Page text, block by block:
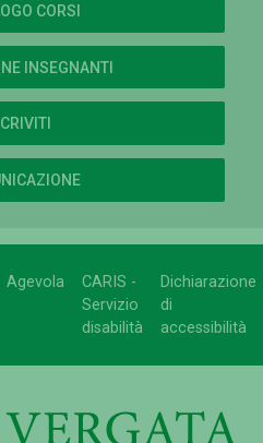
CORSI
INSEGNANTI
Agevola
CARIS -
Servizio
disabilità
Dichiarazione
di
accessibilità